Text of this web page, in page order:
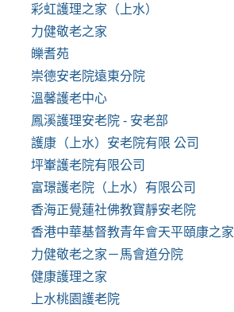
彩虹護理之家（上水）
力健敬老之家
皪耆苑
崇德安老院遠東分院
溫馨護老中心
鳳溪護理安老院 - 安老部
護康（上水）安老院有限 公司
坪輋護老院有限公司
富璟護老院（上水）有限公司
香海正覺蓮社佛教寶靜安老院
香港中華基督教青年會天平頤康之家
力健敬老之家－馬會道分院
健康護理之家
上水桃園護老院